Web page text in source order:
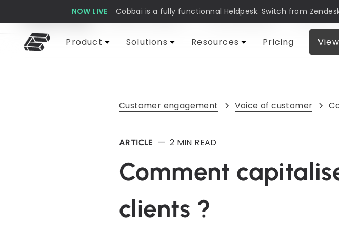
NOW LIVE Cobbai is a fully functionnal Heldpesk. Switch from
Product Solutions Resources Pricing
Cobbai Blog Customer support AI & automation
Customer engagement Voice of customer
ARTICLE — 2 MIN READ
Comment
clients ?